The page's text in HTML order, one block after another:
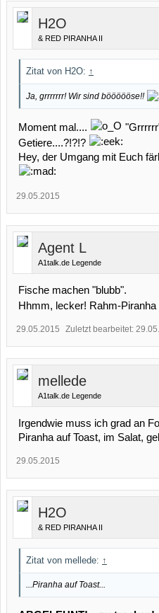
H2O
& RED PIRANHA II
Zitat von H2O: ↑
Ja, grrrrrrr! Wir sind böööööse!!
Moment mal....
Getiere....?!?!?
Hey, der Umgang mit Euch
29.05.2015
Agent L
A1talk.de Legende
Fische machen "blubb".
Hhmm, lecker! Rahm-Piranha
29.05.2015 Zuletzt bearbeitet:
mellede
A1talk.de Legende
Irgendwie muss ich grad an
Piranha auf Toast, im Salat,
29.05.2015
H2O
& RED PIRANHA II
Zitat von mellede: ↑
...Piranha auf Toast...